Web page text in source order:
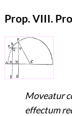
Prop. VIII.
Moveatur
effectum